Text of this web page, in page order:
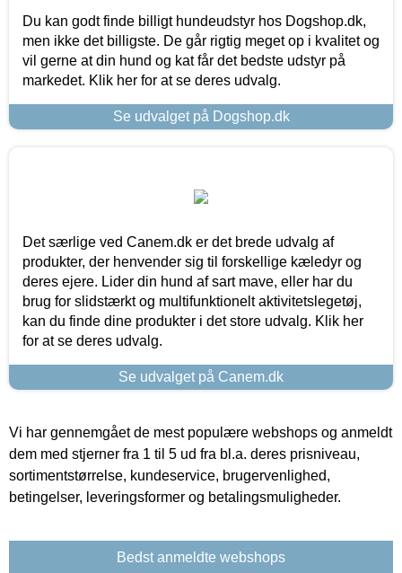
Du kan godt finde billigt hundeudstyr hos Dogshop.dk,
men ikke det billigste. De går rigtig meget op i kvalitet og
vil gerne at din hund og kat får det bedste udstyr på
markedet. Klik her for at se deres udvalg.
Se udvalget på Dogshop.dk
Det særlige ved Canem.dk er det brede udvalg af
produkter, der henvender sig til forskellige kæledyr og
deres ejere. Lider din hund af sart mave, eller har du
brug for slidstærkt og multifunktionelt aktivitetslegetøj,
kan du finde dine produkter i det store udvalg. Klik her
for at se deres udvalg.
Se udvalget på Canem.dk
Vi har gennemgået de mest populære webshops og anmeldt
dem med stjerner fra 1 til 5 ud fra bl.a. deres prisniveau,
sortimentstørrelse, kundeservice, brugervenlighed,
betingelser, leveringsformer og betalingsmuligheder.
Bedst anmeldte webshops